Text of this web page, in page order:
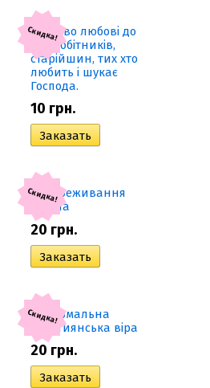
Скидка!
10 грн.
Скидка!
20 грн.
Скидка!
20 грн.